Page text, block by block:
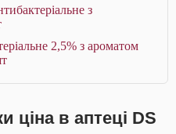
з
2,5% з ароматом
ціна в аптеці DS